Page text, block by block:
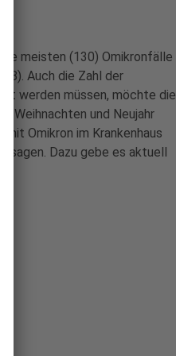
meisten (130) Omikronfälle
Auch die Zahl der
werden müssen, möchte die
Weihnachten und Neujahr
Omikron im Krankenhaus
sagen. Dazu gebe es aktuell